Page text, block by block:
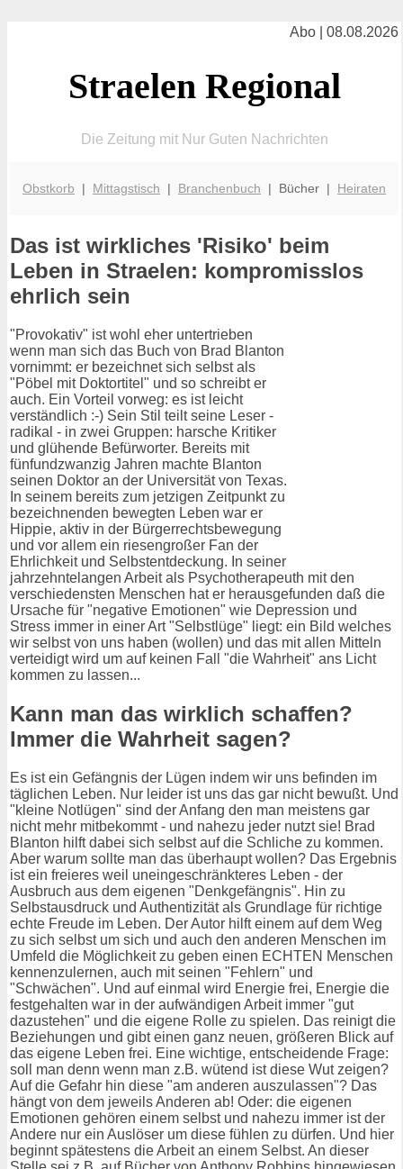
Abo | 08.08.2026
Straelen Regional
Die Zeitung mit Nur Guten Nachrichten
Obstkorb | Mittagstisch | Branchenbuch | Bücher | Heiraten
Das ist wirkliches 'Risiko' beim
Leben in Straelen: kompromisslos
ehrlich sein
"Provokativ" ist wohl eher untertrieben
wenn man sich das Buch von Brad Blanton
vornimmt: er bezeichnet sich selbst als
"Pöbel mit Doktortitel" und so schreibt er
auch. Ein Vorteil vorweg: es ist leicht
verständlich :-) Sein Stil teilt seine Leser -
radikal - in zwei Gruppen: harsche Kritiker
und glühende Befürworter. Bereits mit
fünfundzwanzig Jahren machte Blanton
seinen Doktor an der Universität von Texas.
In seinem bereits zum jetzigen Zeitpunkt zu
bezeichnenden bewegten Leben war er
Hippie, aktiv in der Bürgerrechtsbewegung
und vor allem ein riesengroßer Fan der
Ehrlichkeit und Selbstentdeckung. In seiner
jahrzehntelangen Arbeit als Psychotherapeuth mit den
verschiedensten Menschen hat er herausgefunden daß die
Ursache für "negative Emotionen" wie Depression und
Stress immer in einer Art "Selbstlüge" liegt: ein Bild welches
wir selbst von uns haben (wollen) und das mit allen Mitteln
verteidigt wird um auf keinen Fall "die Wahrheit" ans Licht
kommen zu lassen...
Kann man das wirklich schaffen?
Immer die Wahrheit sagen?
Es ist ein Gefängnis der Lügen indem wir uns befinden im
täglichen Leben. Nur leider ist uns das gar nicht bewußt. Und
"kleine Notlügen" sind der Anfang den man meistens gar
nicht mehr mitbekommt - und nahezu jeder nutzt sie! Brad
Blanton hilft dabei sich selbst auf die Schliche zu kommen.
Aber warum sollte man das überhaupt wollen? Das Ergebnis
ist ein freieres weil uneingeschränkteres Leben - der
Ausbruch aus dem eigenen "Denkgefängnis". Hin zu
Selbstausdruck und Authentizität als Grundlage für richtige
echte Freude im Leben. Der Autor hilft einem auf dem Weg
zu sich selbst um sich und auch den anderen Menschen im
Umfeld die Möglichkeit zu geben einen ECHTEN Menschen
kennenzulernen, auch mit seinen "Fehlern" und
"Schwächen". Und auf einmal wird Energie frei, Energie die
festgehalten war in der aufwändigen Arbeit immer "gut
dazustehen" und die eigene Rolle zu spielen. Das reinigt die
Beziehungen und gibt einen ganz neuen, größeren Blick auf
das eigene Leben frei. Eine wichtige, entscheidende Frage:
soll man denn wenn man z.B. wütend ist diese Wut zeigen?
Auf die Gefahr hin diese "am anderen auszulassen"? Das
hängt von dem jeweils Anderen ab! Oder: die eigenen
Emotionen gehören einem selbst und nahezu immer ist der
Andere nur ein Auslöser um diese fühlen zu dürfen. Und hier
beginnt spätestens die Arbeit an einem Selbst. An dieser